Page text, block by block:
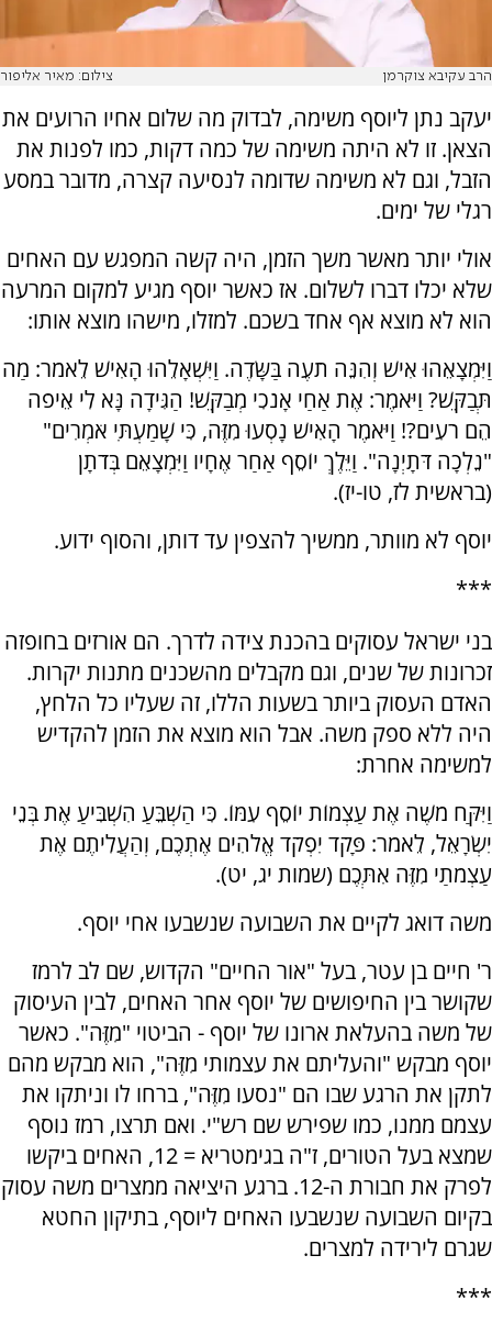
הרב עקיבא צוקרמן צילום: מאיר אליפור
יעקב נתן ליוסף משימה, לבדוק מה שלום אחיו הרועים את
הצאן. זו לא היתה משימה של כמה דקות, כמו לפנות את
הזבל, וגם לא משימה שדומה לנסיעה קצרה, מדובר במסע
רגלי של ימים.
אולי יותר מאשר משך הזמן, היה קשה המפגש עם האחים
שלא יכלו דברו לשלום. אז כאשר יוסף מגיע למקום המרעה
הוא לא מוצא אף אחד בשכם. למזלו, מישהו מוצא אותו:
וַיִּמְצָאֵהוּ אִישׁ וְהִנֵּה תֹעֶה בַּשָּׂדֶה. וַיִּשְׁאָלֵהוּ הָאִישׁ לֵאמֹר: מַה
תְּבַקֵּשׁ? וַיֹּאמֶר: אֶת אַחַי אָנֹכִי מְבַקֵּשׁ! הַגִּידָה נָּא לִי אֵיפֹה
הֵם רֹעִים?! וַיֹּאמֶר הָאִישׁ נָסְעוּ מִזֶּה, כִּי שָׁמַעְתִּי אֹמְרִים"
"נֵלְכָה דֹּתָיְנָה". וַיֵּלֶךְ יוֹסֵף אַחַר אֶחָיו וַיִּמְצָאֵם בְּדֹתָן
(בראשית לז, טו-יז).
יוסף לא מוותר, ממשיך להצפין עד דותן, והסוף ידוע.
***
בני ישראל עסוקים בהכנת צידה לדרך. הם אורזים בחופזה
זכרונות של שנים, וגם מקבלים מהשכנים מתנות יקרות.
האדם העסוק ביותר בשעות הללו, זה שעליו כל הלחץ,
היה ללא ספק משה. אבל הוא מוצא את הזמן להקדיש
למשימה אחרת:
וַיִּקַּח מֹשֶׁה אֶת עַצְמוֹת יוֹסֵף עִמּוֹ. כִּי הַשְׁבֵּעַ הִשְׁבִּיעַ אֶת בְּנֵי
יִשְׂרָאֵל, לֵאמֹר: פָּקֹד יִפְקֹד אֱלֹהִים אֶתְכֶם, וְהַעֲלִיתֶם אֶת
עַצְמֹתַי מִזֶּה אִתְּכֶם (שמות יג, יט).
משה דואג לקיים את השבועה שנשבעו אחי יוסף.
ר' חיים בן עטר, בעל "אור החיים" הקדוש, שם לב לרמז
שקושר בין החיפושים של יוסף אחר האחים, לבין העיסוק
של משה בהעלאת ארונו של יוסף - הביטוי "מִזֶּה". כאשר
יוסף מבקש "והעליתם את עצמותי מִזֶּה", הוא מבקש מהם
לתקן את הרגע שבו הם "נסעו מִזֶּה", ברחו לו וניתקו את
עצמם ממנו, כמו שפירש שם רש"י. ואם תרצו, רמז נוסף
שמצא בעל הטורים, ז"ה בגימטריא = 12, האחים ביקשו
לפרק את חבורת ה-12. ברגע היציאה ממצרים משה עסוק
בקיום השבועה שנשבעו האחים ליוסף, בתיקון החטא
שגרם לירידה למצרים.
***